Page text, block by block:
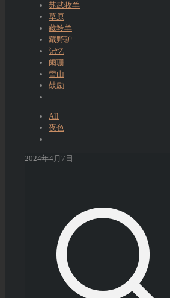
苏武牧羊
草原
藏羚羊
藏野驴
记忆
阑珊
雪山
鼓励
All
夜色
2024年4月7日